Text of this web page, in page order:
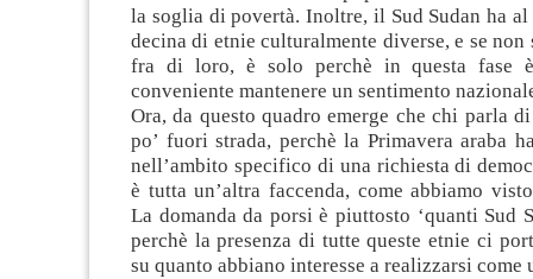
la soglia di povertà. Inoltre, il Sud Sudan ha
decina di etnie culturalmente diverse, e se
fra di loro, è solo perchè in questa fase
conveniente mantenere un sentimento
Ora, da questo quadro emerge che chi parla
po’ fuori strada, perchè la Primavera araba
nell’ambito specifico di una richiesta di
è tutta un’altra faccenda, come abbiamo
La domanda da porsi è piuttosto ‘quanti Sud
perchè la presenza di tutte queste etnie ci
su quanto abbiano interesse a realizzarsi come